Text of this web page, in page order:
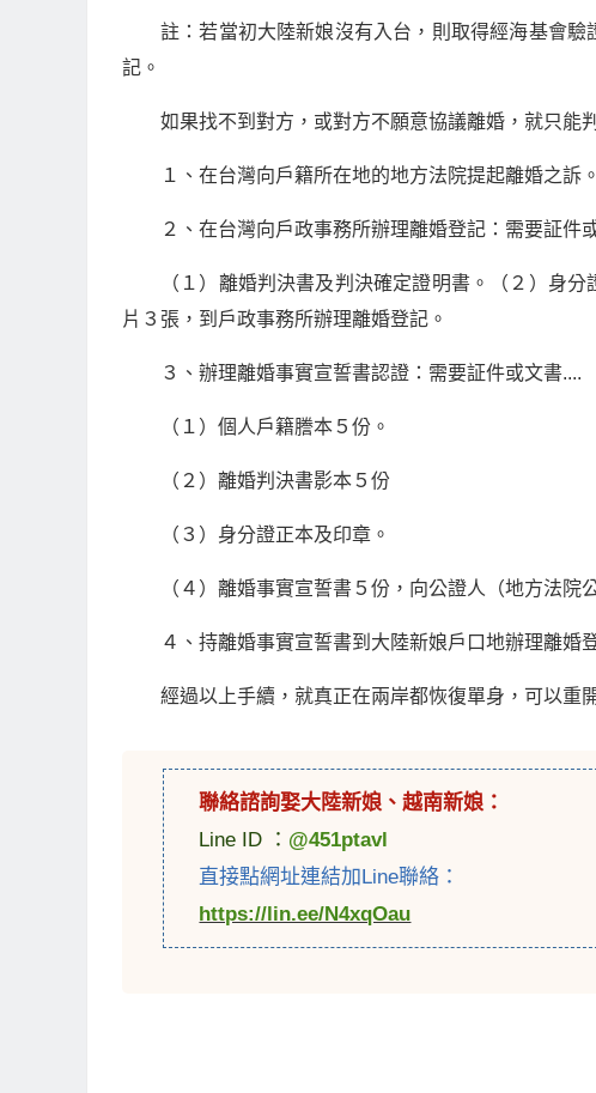
註：若當初大陸新娘沒有入台，則取得經海基會
記。
如果找不到對方，或對方不願意協議離婚，就只能
１、在台灣向戶籍所在地的地方法院提起離婚之訴。
２、在台灣向戶政事務所辦理離婚登記：需要証件
（１）離婚判決書及判決確定證明書。（２）身
片３張，到戶政事務所辦理離婚登記。
３、辦理離婚事實宣誓書認證：需要証件或文書....
（１）個人戶籍謄本５份。
（２）離婚判決書影本５份
（３）身分證正本及印章。
（４）離婚事實宣誓書５份，向公證人（地方法
４、持離婚事實宣誓書到大陸新娘戶口地辦理離婚
經過以上手續，就真正在兩岸都恢復單身，可以重
聯絡諮詢娶大陸新娘 、越南新娘 ：
Line ID ： @451ptavl
直接點網址連結加Line聯絡：
https://lin.ee/N4xqOau